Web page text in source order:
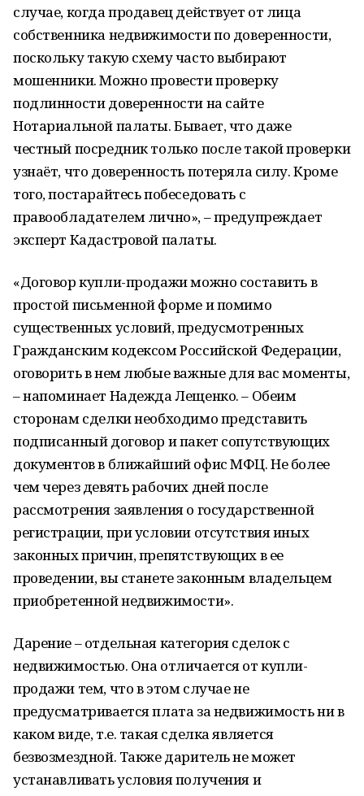
случае, когда продавец действует от лица
собственника недвижимости по доверенности,
поскольку такую схему часто выбирают
мошенники. Можно провести проверку
подлинности доверенности на сайте
Нотариальной палаты. Бывает, что даже
честный посредник только после такой проверки
узнаёт, что доверенность потеряла силу. Кроме
того, постарайтесь побеседовать с
правообладателем лично», – предупреждает
эксперт Кадастровой палаты.
«Договор купли-продажи можно составить в
простой письменной форме и помимо
существенных условий, предусмотренных
Гражданским кодексом Российской Федерации,
оговорить в нем любые важные для вас моменты,
– напоминает Надежда Лещенко. – Обеим
сторонам сделки необходимо представить
подписанный договор и пакет сопутствующих
документов в ближайший офис МФЦ. Не более
чем через девять рабочих дней после
рассмотрения заявления о государственной
регистрации, при условии отсутствия иных
законных причин, препятствующих в ее
проведении, вы станете законным владельцем
приобретенной недвижимости».
Дарение – отдельная категория сделок с
недвижимостью. Она отличается от купли-
продажи тем, что в этом случае не
предусматривается плата за недвижимость ни в
каком виде, т.е. такая сделка является
безвозмездной. Также даритель не может
устанавливать условия получения и